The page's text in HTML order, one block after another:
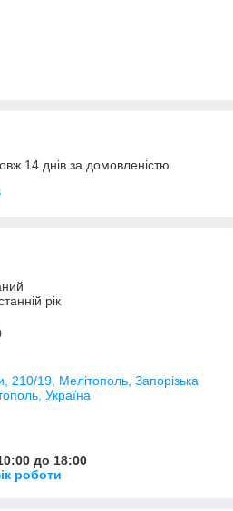
14 днів за домовленістю
рік
210/19, Мелітополь, Запорізька
Україна
до 18:00
роботи